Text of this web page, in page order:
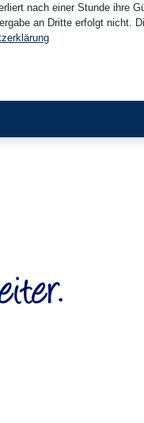
nach einer Stunde ihre
an Dritte erfolgt nicht.